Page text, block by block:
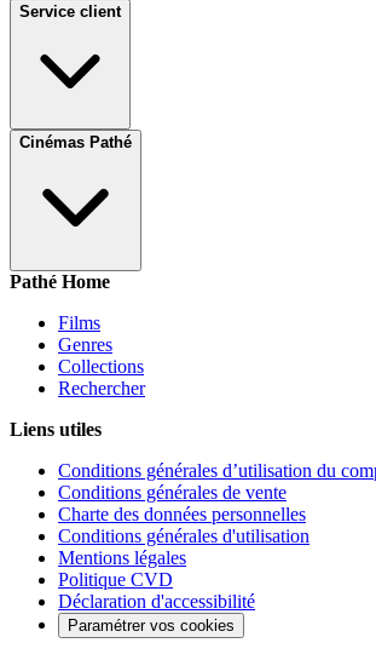
Service client
Cinémas Pathé
Pathé Home
Films
Genres
Collections
Rechercher
Liens utiles
Conditions générales d’utilisation du
Conditions générales de vente
Charte des données personnelles
Conditions générales d'utilisation
Mentions légales
Politique CVD
Déclaration d'accessibilité
Paramétrer vos cookies